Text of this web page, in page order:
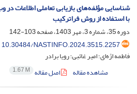
شناسایی مؤلفه‌های بازیابی تعاملی اطلاعات
با استفاده از روش فراترکیب
دوره 35، شماره 3، مهر 1403، صفحه
103-142
10.30484/NASTINFO.2024.3515.2257
فاطمه اژه‌ای؛ امیر غائبی؛ رویا برادر
مشاهده مقاله
اصل مقاله 1.67 M